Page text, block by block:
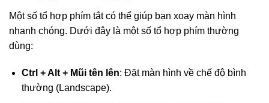
Một số tổ hợp phím tắt có thể giúp bạn xoay màn hình
nhanh chóng. Dưới đây là một số tổ hợp phím thường
dùng:
Ctrl + Alt + Mũi tên lên: Đặt màn hình về chế độ bình
thường (Landscape).